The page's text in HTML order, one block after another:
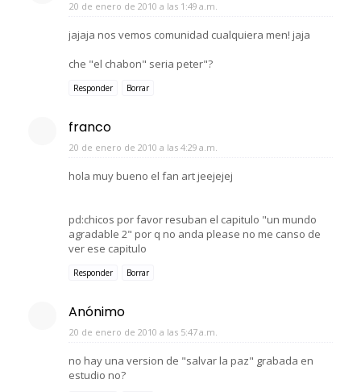
20 de enero de 2010 a las 1:49 a.m.
jajaja nos vemos comunidad cualquiera men! jaja
che "el chabon" seria peter"?
Responder Borrar
franco
20 de enero de 2010 a las 4:29 a.m.
hola muy bueno el fan art jeejejej
pd:chicos por favor resuban el capitulo "un mundo
agradable 2" por q no anda please no me canso de
ver ese capitulo
Responder Borrar
Anónimo
20 de enero de 2010 a las 5:47 a.m.
no hay una version de "salvar la paz" grabada en
estudio no?